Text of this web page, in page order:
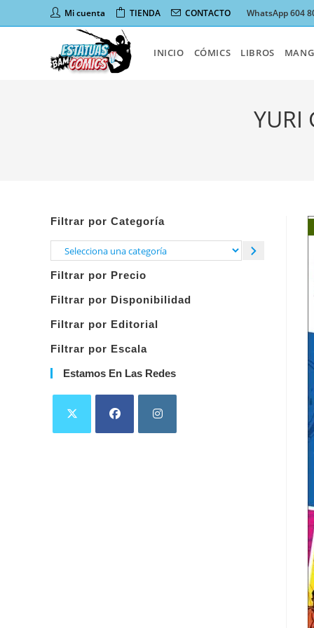
al
Mi cuenta TIENDA CONTACTO WhatsApp 604
INICIO CÓMICS LIBROS
YURI
Filtrar por Categoría
Selecciona
categoría
Filtrar por Precio
Filtrar por Disponibilidad
Filtrar por Editorial
Filtrar por Escala
Estamos En Las Redes